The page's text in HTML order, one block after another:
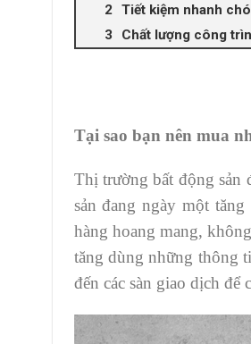
Tiết kiệm nhanh
Chất lượng công
Tại sao bạn nên mua
Thị trường bất động sản
sản đang ngày một
hàng hoang mang,
tăng dùng những thông
đến các sàn giao dịch